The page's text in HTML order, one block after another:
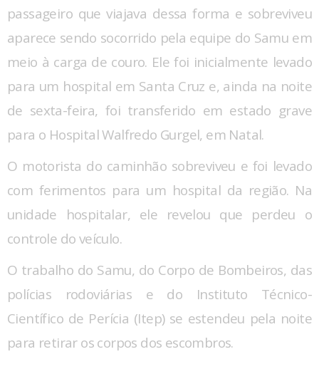
passageiro que viajava dessa forma e sobreviveu
aparece sendo socorrido pela equipe do Samu em
meio à carga de couro. Ele foi inicialmente levado
para um hospital em Santa Cruz e, ainda na noite
de sexta-feira, foi transferido em estado grave
para o Hospital Walfredo Gurgel, em Natal.
O motorista do caminhão sobreviveu e foi levado
com ferimentos para um hospital da região. Na
unidade hospitalar, ele revelou que perdeu o
controle do veículo.
O trabalho do Samu, do Corpo de Bombeiros, das
polícias rodoviárias e do Instituto Técnico-
Científico de Perícia (Itep) se estendeu pela noite
para retirar os corpos dos escombros.